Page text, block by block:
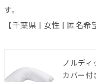
す。
【千葉県 | 女性 | 匿名希
ノルディ
カバー付